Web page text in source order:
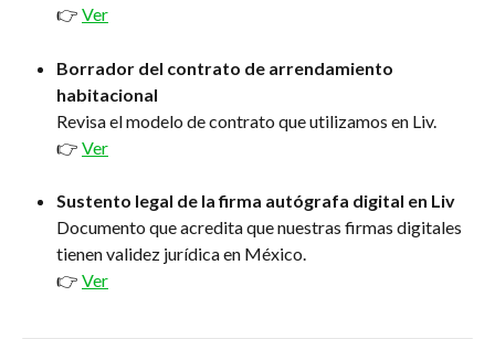
👉 Ver
Borrador del contrato de arrendamiento
habitacional
Revisa el modelo de contrato que utilizamos en Liv.
👉 Ver
Sustento legal de la firma autógrafa digital en Liv
Documento que acredita que nuestras firmas digitales
tienen validez jurídica en México.
👉 Ver